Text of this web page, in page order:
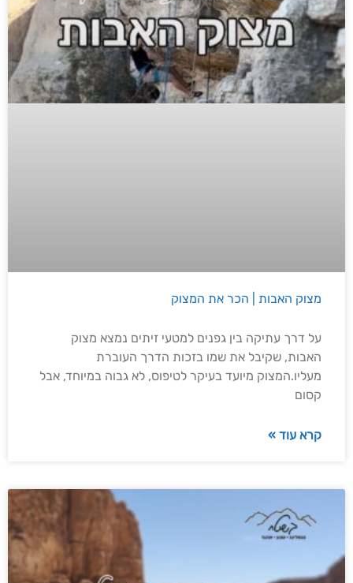
מצוק האבות | הכר את המצוק
על דרך עתיקה בין גפנים למטעי זיתים נמצא מצוק
האבות, שקיבל את שמו בזכות הדרך העוברת
מעליו.המצוק מיועד בעיקר לטיפוס, לא גבוה במיוחד, אבל
קסום
קרא עוד »